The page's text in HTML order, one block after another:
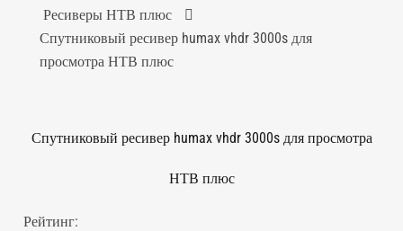
Ресиверы НТВ плюс
Спутниковый ресивер humax vhdr 3000s для
просмотра НТВ плюс
Спутниковый ресивер humax vhdr 3000s для просмотра
НТВ плюс
Рейтинг: